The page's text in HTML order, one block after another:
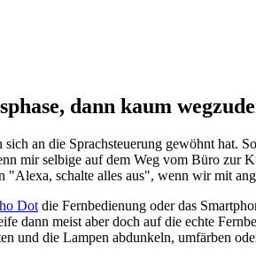
dann kaum
sich an die Sprachsteuerung gewöhnt hat.
mir selbige auf dem Weg vom Büro zur
"Alexa, schalte alles aus", wenn wir mit
Dot die Fernbedienung oder das
dann meist aber doch auf die echte
und die Lampen abdunkeln, umfärben